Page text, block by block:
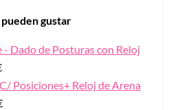
gustar
Dado de Posturas con Reloj
Posiciones+ Reloj de Arena